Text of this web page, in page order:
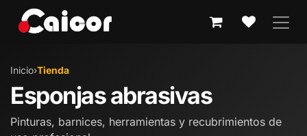
Inicio›Tienda
Esponjas abrasivas
Pinturas, barnices, herramientas y recubrimientos de